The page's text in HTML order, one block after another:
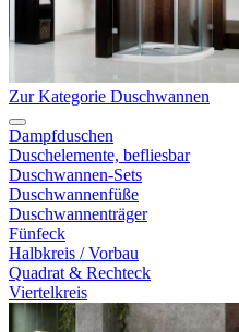
Zur Kategorie Duschwannen
Dampfduschen
Duschelemente, befliesbar
Duschwannen-Sets
Duschwannenfüße
Duschwannenträger
Fünfeck
Halbkreis / Vorbau
Quadrat & Rechteck
Viertelkreis